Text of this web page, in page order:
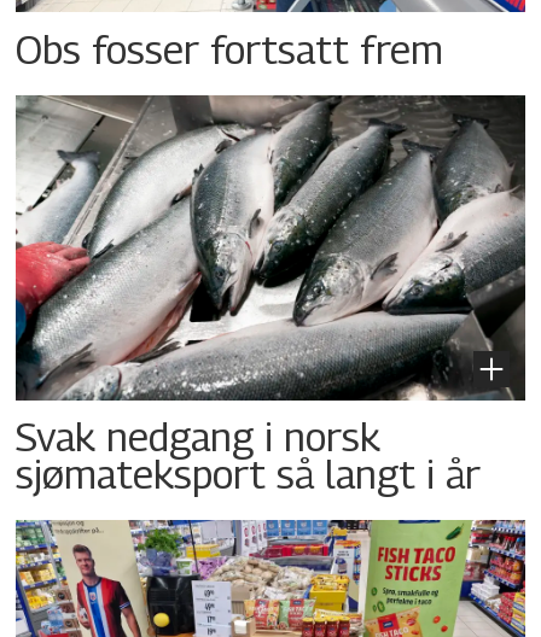
Obs fosser fortsatt frem
Svak nedgang i norsk
sjømateksport så langt i år